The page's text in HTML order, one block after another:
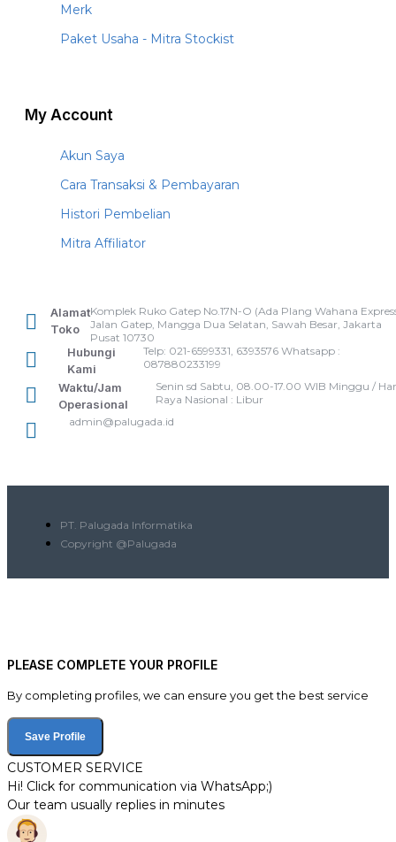
Merk
Paket Usaha - Mitra Stockist
My Account
Akun Saya
Cara Transaksi & Pembayaran
Histori Pembelian
Mitra Affiliator
Alamat
Toko
Komplek Ruko Gatep No.17N-O (Ada Plang Wahana
Jalan Gatep, Mangga Dua Selatan, Sawah Besar, Jakarta
Pusat 10730
Hubungi
Kami
Telp: 021-6599331, 6393576 Whatsapp :
087880233199
Waktu/Jam
Operasional
Senin sd Sabtu, 08.00-17.00 WIB Minggu /
Raya Nasional : Libur
admin@palugada.id
PT. Palugada Informatika
Copyright @Palugada
PLEASE COMPLETE YOUR PROFILE
By completing profiles, we can ensure you get the best service
Save Profile
CUSTOMER SERVICE
Hi! Click for communication via WhatsApp;)
Our team usually replies in minutes